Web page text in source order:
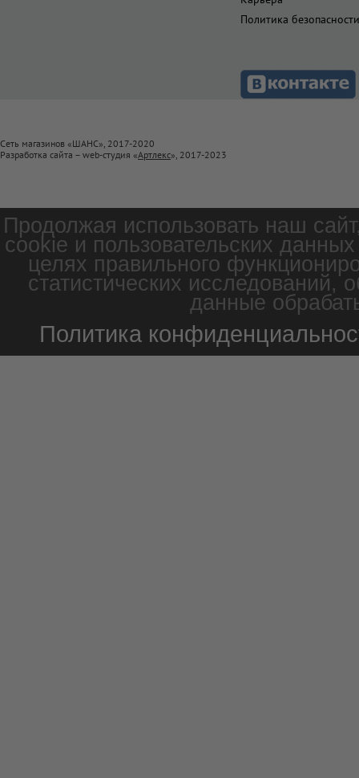
Политика безопасности
Сеть магазинов «ШАНС», 2017-2020
Разработка сайта – web-студия «Артлекс», 2017-2023
Продолжая использовать наш
cookie и пользовательских
целях правильного
статистических
данные
Политика